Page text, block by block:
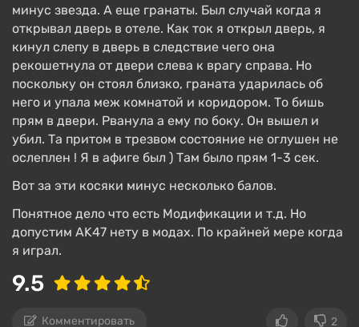
минус звезда. А еще гранаты. Был случай когда я
открывал дверь в отеле. Как ток я открыл дверь, я
кинул слепу в дверь в следствие чего она
рекошетнула от двери слева к врагу справа. Но
поскольку он стоял близко, граната ударилась об
него и упала меж комнатой и коридором. То бишь
прям в двери. Рванула а ему по боку. Он вышел и
убил. Та притом в трезвом состояние не оглушен не
ослеплен ! Я в афиге был ) Там было прям 1-3 сек.
Вот за эти косяки минус несколько балов.
Понятное дело что есть Модификации и т.д. Но
допустим AK47 нету в модах. По крайней мере когда
я играл.
9.5
Комментировать 2